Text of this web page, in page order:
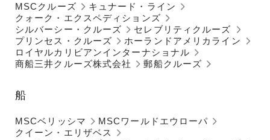
MSCクルーズ
キュナード・ライン
クォーク・エクスペディションズ
シルバーシー・クルーズ
セレブリティクルーズ
プリンセス・クルーズ
ホーランドアメリカライン
ロイヤルカリビアンインターナショナル
商船三井クルーズ株式会社
郵船クルーズ
船
MSCベリッシマ
MSCワールドエウローパ
クイーン・エリザベス